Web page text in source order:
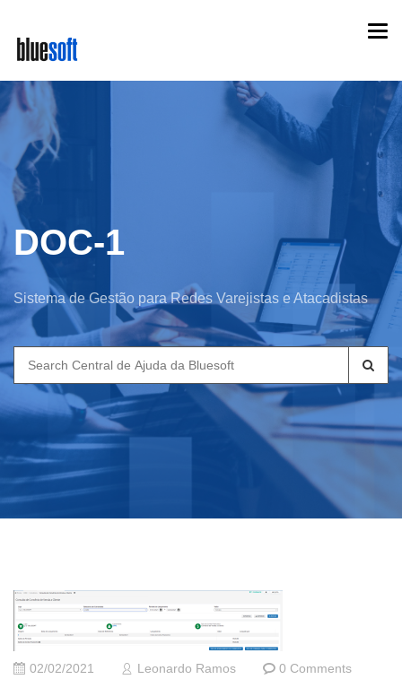
main
content
DOC-1
Sistema de Gestão para Redes Varejistas e Atacadistas
Search
for:
02/02/2021 Leonardo Ramos 0 Comments